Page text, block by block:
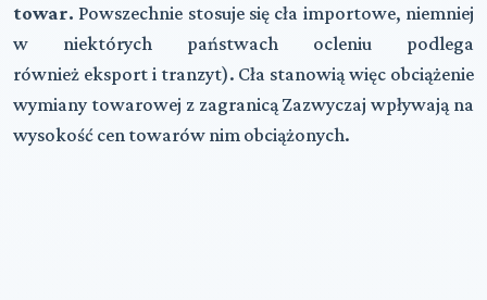
towar. Powszechnie stosuje się cła importowe, niemniej
w niektórych państwach ocleniu podlega
również eksport i tranzyt). Cła stanowią więc obciążenie
wymiany towarowej z zagranicą Zazwyczaj wpływają na
wysokość cen towarów nim obciążonych.